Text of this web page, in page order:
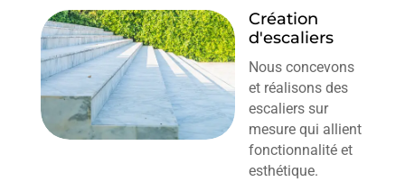
Création
d'escaliers
Nous concevons
et réalisons des
escaliers sur
mesure qui allient
fonctionnalité et
esthétique.